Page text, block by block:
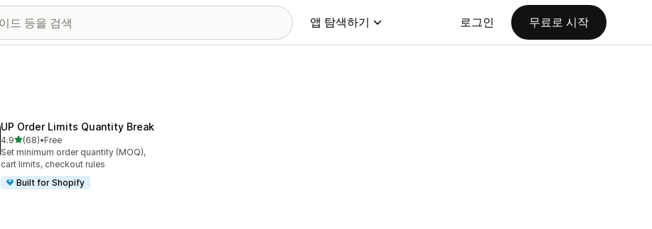
앱 탐색하기 로그인 무료로 시작
UP Order Limits Quantity Break
4.9별 5개 중
(68)
총 리뷰 68개
•Free
Set minimum order quantity (MOQ),
cart limits, checkout rules
Built for Shopify